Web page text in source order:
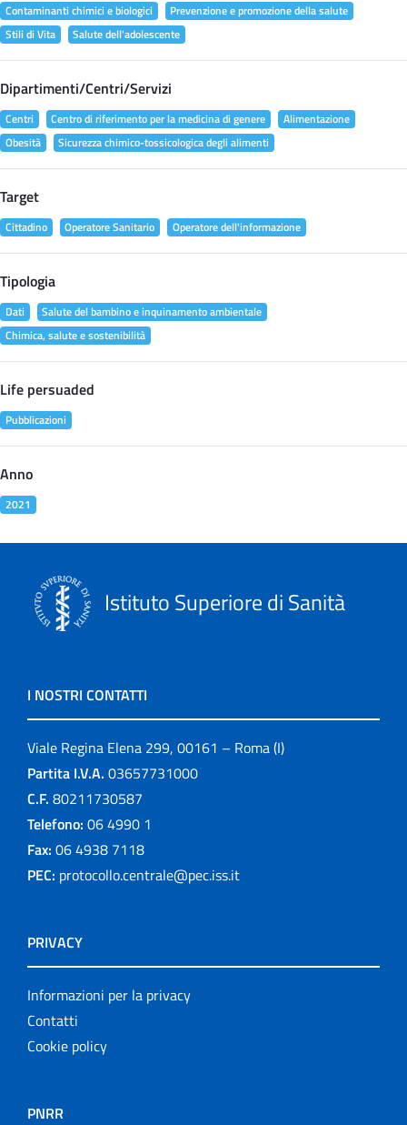
Contaminanti chimici e biologici
Prevenzione e promozione della salute
Stili di Vita
Salute dell'adolescente
Dipartimenti/Centri/Servizi
Centri Centro di riferimento per la medicina di genere
Alimentazione
Obesità
Sicurezza chimico-tossicologica degli alimenti
Target
Cittadino Operatore Sanitario Operatore dell'informazione
Tipologia
Dati
Salute del bambino e inquinamento ambientale
Chimica, salute e sostenibilità
Life persuaded
Pubblicazioni
Anno
2021
Istituto Superiore di Sanità
I NOSTRI CONTATTI
Viale Regina Elena 299, 00161 – Roma (I)
Partita I.V.A. 03657731000
C.F. 80211730587
Telefono: 06 4990 1
Fax: 06 4938 7118
PEC: protocollo.centrale@pec.iss.it
PRIVACY
Informazioni per la privacy
Contatti
Cookie policy
PNRR